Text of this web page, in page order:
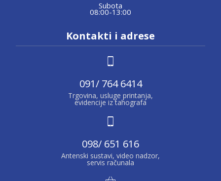
Subota
08:00-13:00
Kontakti i adrese
091/ 764 6414
Trgovina, usluge printanja,
evidencije iz tahografa
098/ 651 616
Antenski sustavi, video nadzor,
servis računala